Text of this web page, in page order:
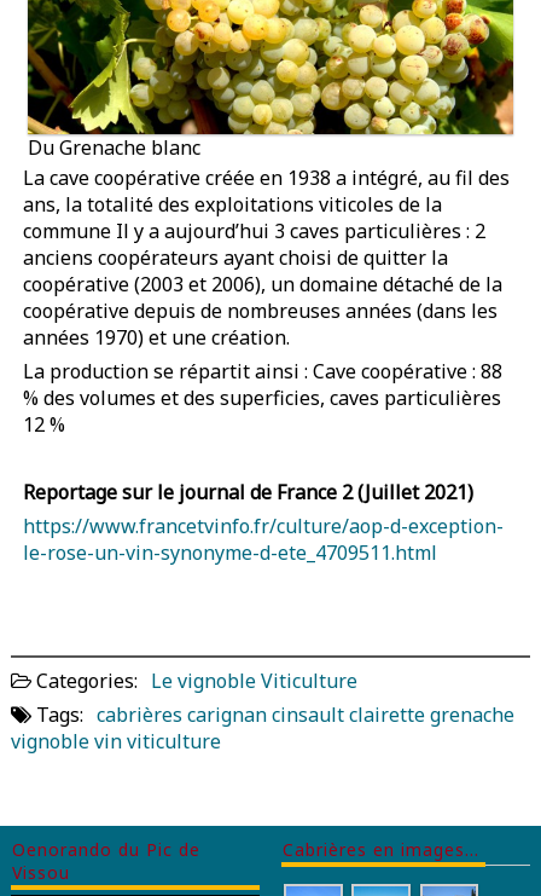
Du Grenache blanc
La cave coopérative créée en 1938 a intégré, au fil des
ans, la totalité des exploitations viticoles de la
commune Il y a aujourd’hui 3 caves particulières : 2
anciens coopérateurs ayant choisi de quitter la
coopérative (2003 et 2006), un domaine détaché de la
coopérative depuis de nombreuses années (dans les
années 1970) et une création.
La production se répartit ainsi : Cave coopérative : 88
% des volumes et des superficies, caves particulières
12 %
Reportage sur le journal de France 2 (Juillet 2021)
https://www.francetvinfo.fr/culture/aop-d-exception-
le-rose-un-vin-synonyme-d-ete_4709511.html
Categories: Le vignobleViticulture
Tags: cabrières carignancinsaultclairettegrenache
vignoblevinviticulture
Oenorando du Pic de
Vissou
Cabrières en images…